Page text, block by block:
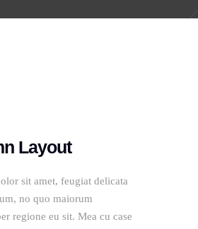
Layout
sit amet, feugiat delicata
no quo maiorum
regione eu sit. Mea cu case